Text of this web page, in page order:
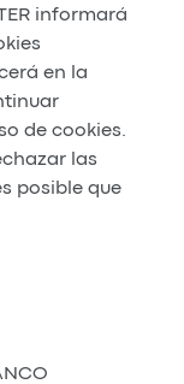
informará
en la
de cookies.
las
posible que